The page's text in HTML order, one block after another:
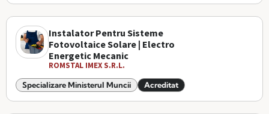
Instalator Pentru Sisteme
Fotovoltaice Solare | Electro
Energetic Mecanic
ROMSTAL IMEX S.R.L.
Specializare Ministerul Muncii Acreditat